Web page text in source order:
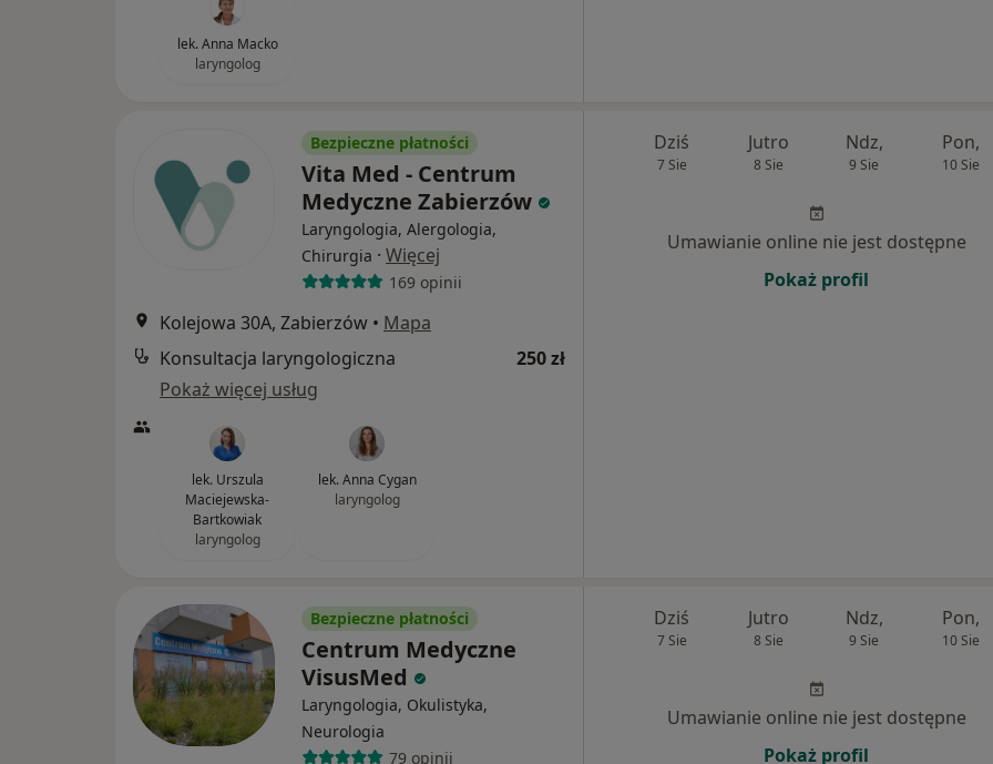
lek. Anna Macko
laryngolog
Bezpieczne płatności
Vita Med - Centrum
Medyczne Zabierzów
Laryngologia, Alergologia,
Chirurgia · Więcej
169 opinii
Kolejowa 30A, Zabierzów • Mapa
Konsultacja laryngologiczna
250 zł
Pokaż więcej usług
lek. Urszula
Maciejewska-
Bartkowiak
laryngolog
lek. Anna Cygan
laryngolog
Dziś
7 Sie
Jutro
8 Sie
Ndz,
9 Sie
Pon,
10 Sie
Umawianie online nie jest dostępne
Pokaż profil
Bezpieczne płatności
Centrum Medyczne
VisusMed
Laryngologia, Okulistyka,
Neurologia
79 opinii
Dziś
7 Sie
Jutro
8 Sie
Ndz,
9 Sie
Pon,
10 Sie
Umawianie online nie jest dostępne
Pokaż profil